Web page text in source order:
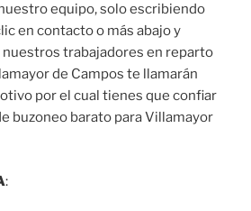
equipo, solo escribiendo
en contacto o más abajo y
trabajadores en reparto
de Campos te llamarán
por el cual tienes que confiar
buzoneo barato para Villamayor
: